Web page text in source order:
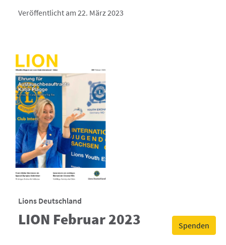
Spenden
Veröffentlicht am 22. März 2023
Lions Deutschland
LION Februar 2023